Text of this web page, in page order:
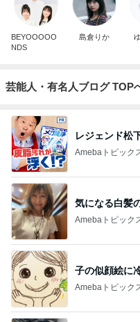
BEYOOOOO
NDS
島倉りか
芸能人・有名人ブログ TOP
レジェンド松
Amebaトピック
気になる白髪
Amebaトピック
子の似顔絵に
Amebaトピック